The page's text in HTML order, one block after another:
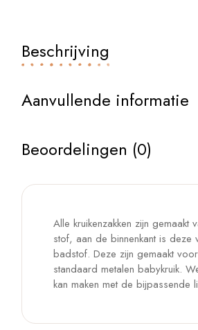
Beschrijving
Aanvullende informatie
Beoordelingen (0)
Alle kruikenzakken zijn gemaakt
stof, aan de binnenkant is deze
badstof. Deze zijn gemaakt
standaard metalen babykruik.
kan maken met de bijpassende